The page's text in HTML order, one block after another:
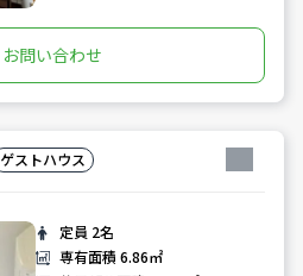
お問い合わせ
ゲストハウス
定員 2名
専有面積6.86㎡